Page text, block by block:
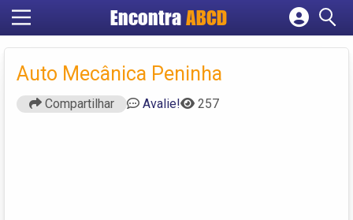
EncontraABCD
Cadastrar empresa
Criar conta
Auto Mecânica Peninha
Compartilhar Avalie! 257